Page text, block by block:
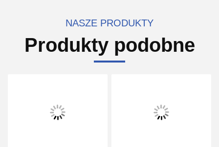
NASZE PRODUKTY
Produkty podobne